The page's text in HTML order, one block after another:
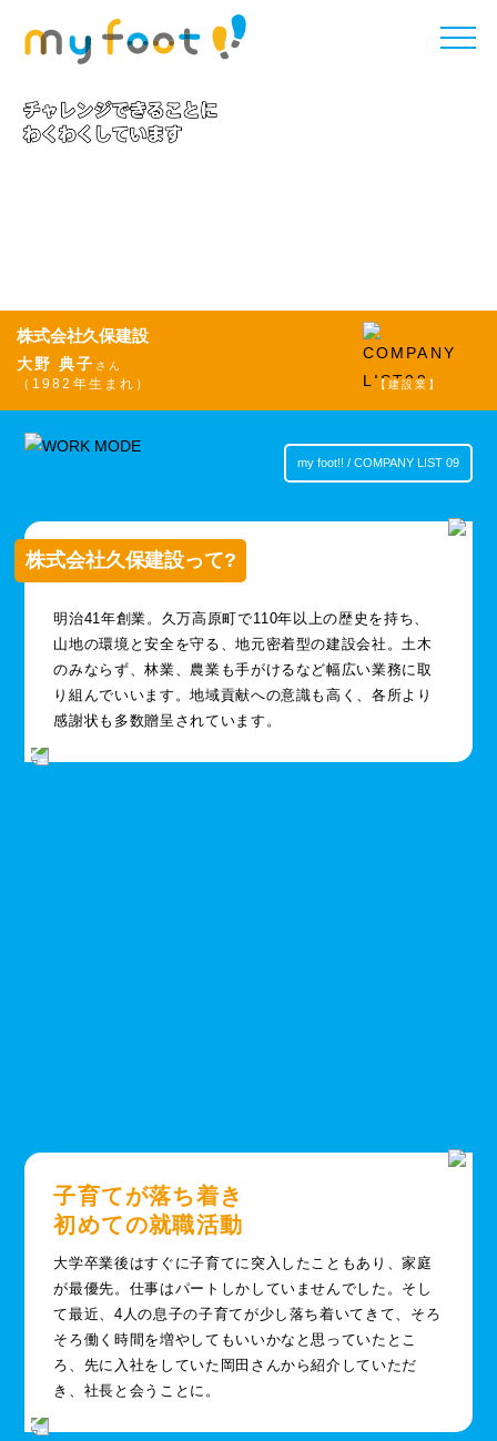
toggle
【建設業】
株式会社久保建設
大野 典子 さん
（1982年生まれ）
my foot!! / COMPANY LIST 09
株式会社久保建設って?
明治41年創業。久万高原町で110年以上の歴史を持ち、
山地の環境と安全を守る、地元密着型の建設会社。土木
のみならず、林業、農業も手がけるなど幅広い業務に取
り組んでいいます。地域貢献への意識も高く、各所より
感謝状も多数贈呈されています。
子育てが落ち着き
初めての就職活動
大学卒業後はすぐに子育てに突入したこともあり、家庭
が最優先。仕事はパートしかしていませんでした。そし
て最近、4人の息子の子育てが少し落ち着いてきて、そろ
そろ働く時間を増やしてもいいかなと思っていたとこ
ろ、先に入社をしていた岡田さんから紹介していただ
き、社長と会うことに。